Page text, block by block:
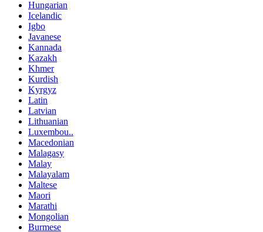
Hungarian
Icelandic
Igbo
Javanese
Kannada
Kazakh
Khmer
Kurdish
Kyrgyz
Latin
Latvian
Lithuanian
Luxembou..
Macedonian
Malagasy
Malay
Malayalam
Maltese
Maori
Marathi
Mongolian
Burmese